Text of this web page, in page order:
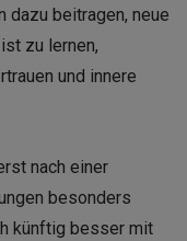
dazu beitragen, neue
zu lernen,
und innere
nach einer
besonders
künftig besser mit